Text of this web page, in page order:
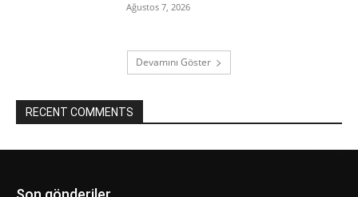
Ağustos 7, 2026
Devamını Göster
RECENT COMMENTS